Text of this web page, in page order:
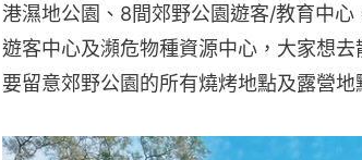
港濕地公園、8間郊野公園遊客/教育中
遊客中心及瀕危物種資源中心，大家想
要留意郊野公園的所有燒烤地點及露營